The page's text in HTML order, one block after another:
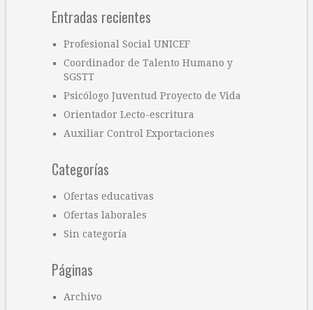
Entradas recientes
Profesional Social UNICEF
Coordinador de Talento Humano y
SGSTT
Psicólogo Juventud Proyecto de Vida
Orientador Lecto-escritura
Auxiliar Control Exportaciones
Categorías
Ofertas educativas
Ofertas laborales
Sin categoría
Páginas
Archivo